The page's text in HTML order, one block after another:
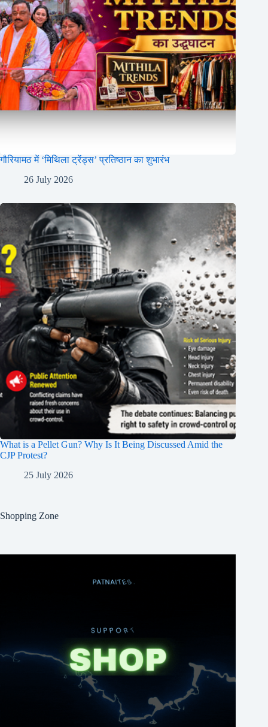
गौरियामठ में ‘मिथिला ट्रेंड्स’ प्रतिष्ठान का शुभारंभ
26 July 2026
What is a Pellet Gun? Why Is It Being Discussed Amid the
CJP Protest?
25 July 2026
Shopping Zone